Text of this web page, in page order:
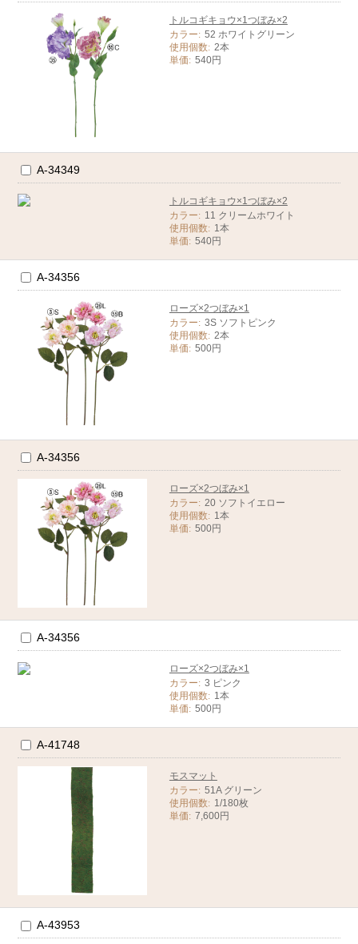
トルコギキョウ×1つぼみ×2
カラー: 52 ホワイトグリーン
使用個数: 2本
単価: 540円
A-34349
トルコギキョウ×1つぼみ×2
カラー: 11 クリームホワイト
使用個数: 1本
単価: 540円
A-34356
ローズ×2つぼみ×1
カラー: 3S ソフトピンク
使用個数: 2本
単価: 500円
A-34356
ローズ×2つぼみ×1
カラー: 20 ソフトイエロー
使用個数: 1本
単価: 500円
A-34356
ローズ×2つぼみ×1
カラー: 3 ピンク
使用個数: 1本
単価: 500円
A-41748
モスマット
カラー: 51A グリーン
使用個数: 1/180枚
単価: 7,600円
A-43953